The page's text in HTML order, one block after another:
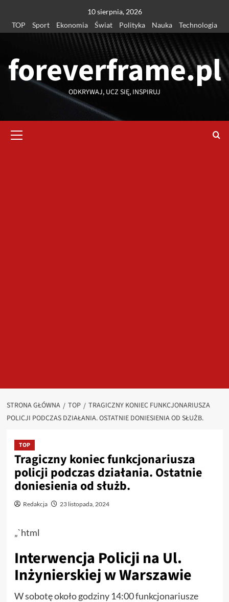
treści
10 sierpnia, 2026
TOP
Sport Ekonomia Świat Polityka Nauka Technologia
foreverframe.pl
ODKRYWAJ, UCZ SIĘ, INSPIRUJ
główne
STRONA GŁÓWNA TOP
TRAGICZNY KONIEC FUNKCJONARIUSZA
POLICJI PODCZAS DZIAŁANIA. OSTATNIE DONIESIENIA OD SŁUŻB.
TOP
Tragiczny koniec funkcjonariusza
policji podczas działania. Ostatnie
doniesienia od służb.
Redakcja 23 listopada, 2024
„`html
Interwencja Policji na Ul.
Inżynierskiej w Warszawie
W sobotę około godziny 14:00 funkcjonariusze